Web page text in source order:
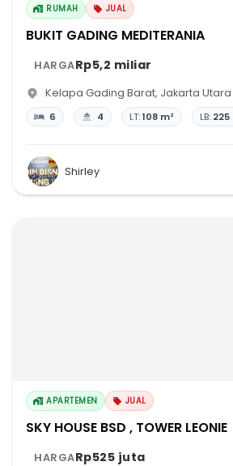
RUMAH JUAL
BUKIT GADING MEDITERANIA
HARGARp5,2 miliar
Kelapa Gading Barat, Jakarta Utara
6 4 LT:108 m² LB: 225
Shirley
APARTEMEN JUAL
SKY HOUSE BSD , TOWER LEONIE
HARGARp525 juta